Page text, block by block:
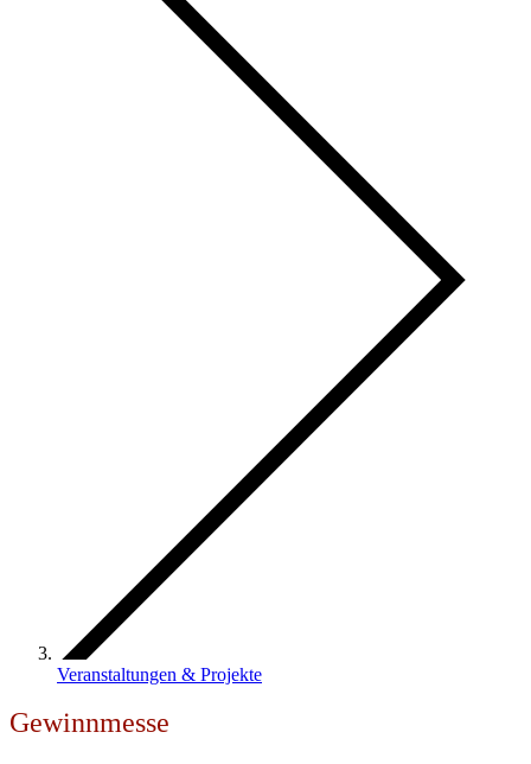
Veranstaltungen & Projekte
Gewinnmesse